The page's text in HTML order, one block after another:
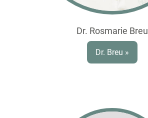
Dr. Rosmarie Breu
Dr. Breu »